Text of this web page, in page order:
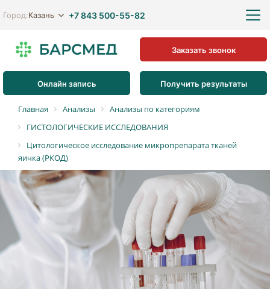
Город:Казань +7 843 500-55-82
Онлайн запись Получить результаты
Заказать звонок
Главная Анализы
Анализы по категориям
ГИСТОЛОГИЧЕСКИЕ ИССЛЕДОВАНИЯ
Цитологическое исследование микропрепарата тканей
яичка (РКОД)